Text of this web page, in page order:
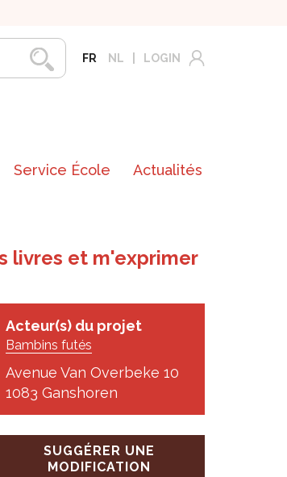
FR NL LOGIN
Service École Actualités
livres et m'exprimer
Acteur(s) du projet
Bambins futés
Avenue Van Overbeke 10
1083 Ganshoren
SUGGÉRER UNE
MODIFICATION